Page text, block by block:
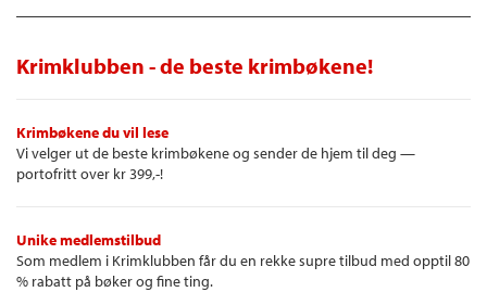
Krimklubben - de beste krimbøkene!
Krimbøkene du vil lese
Vi velger ut de beste krimbøkene og sender de hjem til deg —
portofritt over kr 399,-!
Unike medlemstilbud
Som medlem i Krimklubben får du en rekke supre tilbud med opptil 80
% rabatt på bøker og fine ting.